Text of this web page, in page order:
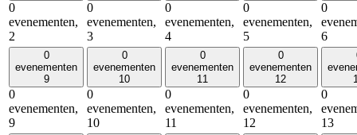
0
evenementen,
2
0
evenementen,
3
0
evenementen,
4
0
evenementen,
5
0
6
0
evenementen
9
0
evenementen,
9
0
evenementen
10
0
evenementen,
10
0
evenementen
11
0
evenementen,
11
0
evenementen
12
0
evenementen,
12
0
13